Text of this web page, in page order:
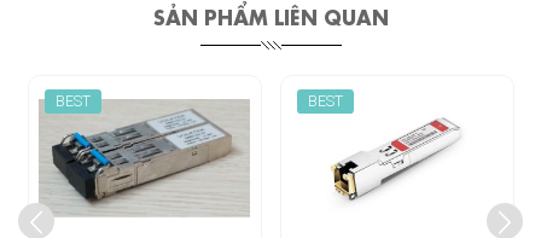
SẢN PHẨM LIÊN QUAN
BEST BEST